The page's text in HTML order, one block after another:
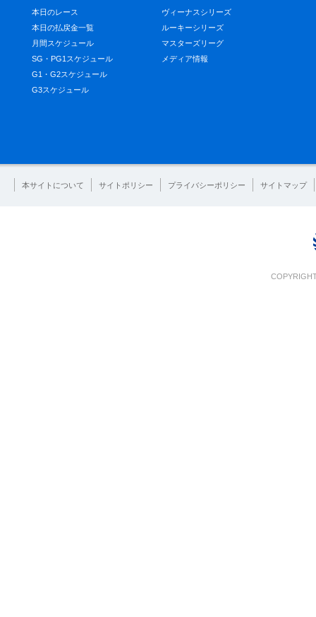
本日のレース
本日の払戻金一覧
月間スケジュール
SG・PG1スケジュール
G1・G2スケジュール
G3スケジュール
ヴィーナスシリーズ
ルーキーシリーズ
マスターズリーグ
メディア情報
本サイトについて サイトポリシー プライバシーポリシー サイトマップ